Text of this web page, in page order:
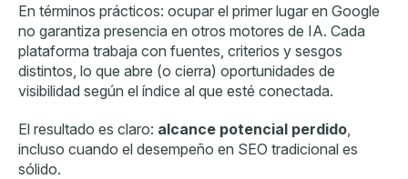
En términos prácticos: ocupar el primer lugar en Google
no garantiza presencia en otros motores de IA. Cada
plataforma trabaja con fuentes, criterios y sesgos
distintos, lo que abre (o cierra) oportunidades de
visibilidad según el índice al que esté conectada.
El resultado es claro: alcance potencial perdido
incluso cuando el desempeño en SEO tradicional es
sólido.